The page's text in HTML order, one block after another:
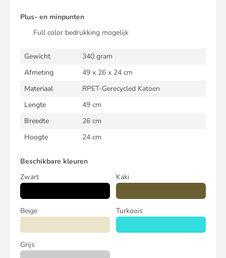
Plus- en minpunten
Full color bedrukking mogelijk
Gewicht
340 gram
Afmeting
49 x 26 x 24 cm
Materiaal
RPET-Gerecycled Katoen
Lengte
49 cm
Breedte
26 cm
Hoogte
24 cm
Beschikbare kleuren
Zwart
Kaki
Beige Turkoois
Grijs